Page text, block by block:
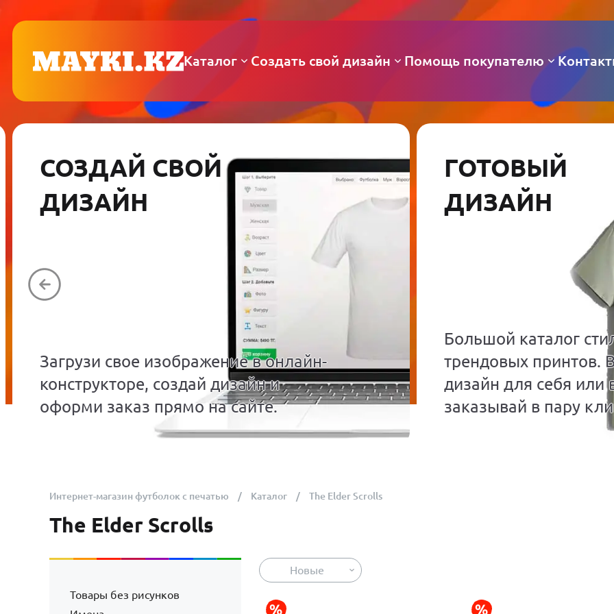
Каталог Создать свой дизайн Помощь покупателю
СОЗДАЙ СВОЙ
ДИЗАЙН
Загрузи свое изображение в онлайн-
конструкторе, создай дизайн и
оформи заказ прямо на сайте.
ГОТОВЫЙ
ДИЗАЙН
Большой каталог
трендовых принтов.
дизайн для себя или
заказывай в пару
Интернет-магазин футболок с печатью Каталог The Elder Scrolls
The Elder Scrolls
Товары без рисунков
Новые